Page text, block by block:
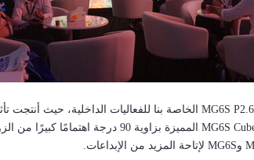
MG6S P2.6 الخاصة بنا للفعاليات الداخلية، حيث أنتجت
MG6S المميزة بزاوية 90 درجة اهتمامًا كبيرًا من الزوار.
وMG6S لإتاحة المزيد من الإبداعات.